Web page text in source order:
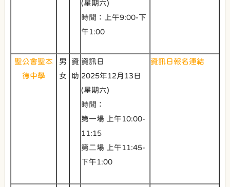
(星期六)
時間：上午9:00-下
午1:00
聖公會聖本
德中學
男
女
資
助
資訊日
2025年12月13日
(星期六)
時間：
第一場 上午10:00-
11:15
第二場 上午11:45-
下午1:00
資訊日報名連結